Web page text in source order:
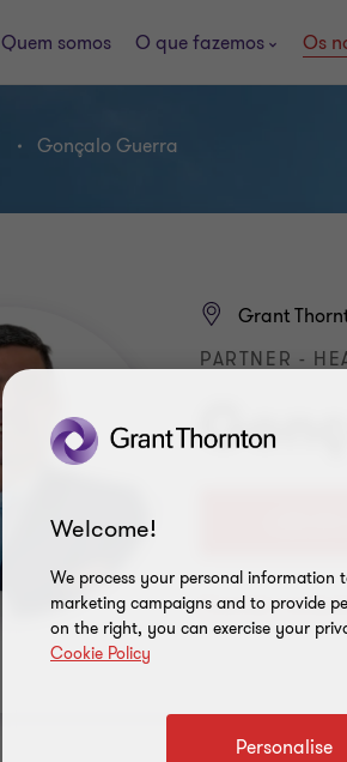
Quem somos O que fazemos Os
Gonçalo Guerra
Grant
PARTNER -
Guardar
Welcome!
We process your personal information
marketing campaigns and to provide
on the right, you can exercise your
Cookie Policy
Personalise